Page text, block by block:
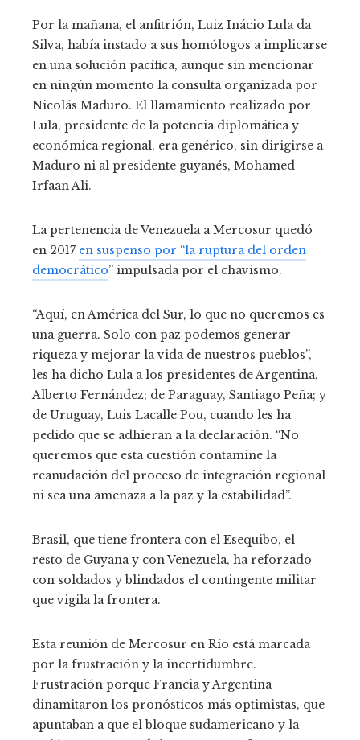
Por la mañana, el anfitrión, Luiz Inácio Lula da
Silva, había instado a sus homólogos a implicarse
en una solución pacífica, aunque sin mencionar
en ningún momento la consulta organizada por
Nicolás Maduro. El llamamiento realizado por
Lula, presidente de la potencia diplomática y
económica regional, era genérico, sin dirigirse a
Maduro ni al presidente guyanés, Mohamed
Irfaan Ali.
La pertenencia de Venezuela a Mercosur quedó
en 2017 en suspenso por “la ruptura del orden
democrático” impulsada por el chavismo.
“Aquí, en América del Sur, lo que no queremos es
una guerra. Solo con paz podemos generar
riqueza y mejorar la vida de nuestros pueblos”,
les ha dicho Lula a los presidentes de Argentina,
Alberto Fernández; de Paraguay, Santiago Peña; y
de Uruguay, Luis Lacalle Pou, cuando les ha
pedido que se adhieran a la declaración. “No
queremos que esta cuestión contamine la
reanudación del proceso de integración regional
ni sea una amenaza a la paz y la estabilidad”.
Brasil, que tiene frontera con el Esequibo, el
resto de Guyana y con Venezuela, ha reforzado
con soldados y blindados el contingente militar
que vigila la frontera.
Esta reunión de Mercosur en Río está marcada
por la frustración y la incertidumbre.
Frustración porque Francia y Argentina
dinamitaron los pronósticos más optimistas, que
apuntaban a que el bloque sudamericano y la